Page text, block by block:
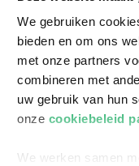
We gebruiken
bieden en om ons
met onze partners
combineren met
uw gebruik van hun
onze cookiebeleid
We werken samen